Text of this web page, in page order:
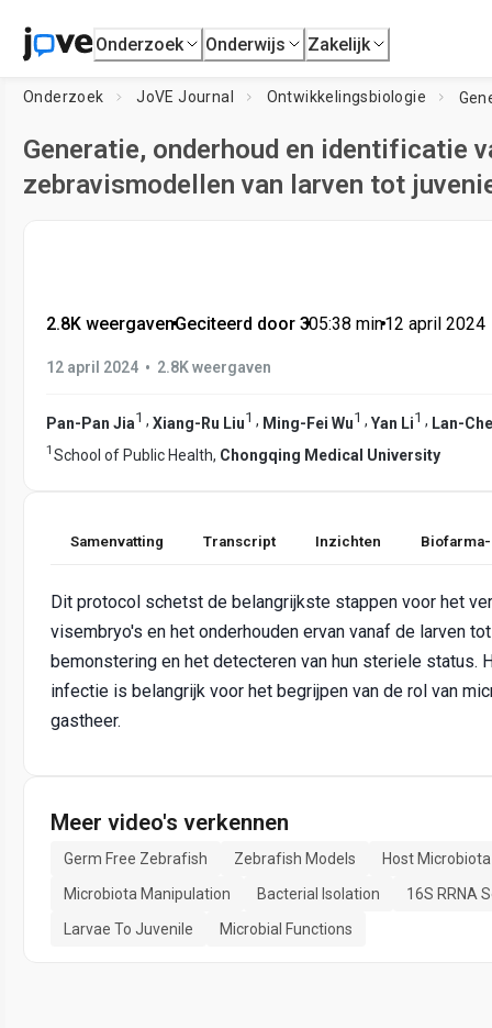
Onderzoek Onderwijs Zakelijk
Onderzoek JoVE Journal Ontwikkelingsbiologie
Generatie, onderhoud en identificatie
zebravismodellen van larven tot
2.8K weergaven•Geciteerd door 3•05:38 min•12 april 2024
12 april 2024 • 2.8K weergaven
Pan-Pan Jia1 , Xiang-Ru Liu1 , Ming-Fei Wu1 , Yan Li1 , Lan-
1 School of Public Health, Chongqing Medical University
Samenvatting Transcript Inzichten
Dit protocol schetst de belangrijkste stappen voor het
visembryo's en het onderhouden ervan vanaf de larven
bemonstering en het detecteren van hun steriele status.
infectie is belangrijk voor het begrijpen van de rol van
gastheer.
Meer video's verkennen
Germ Free Zebrafish Zebrafish Models
Host Microbiota
Microbiota Manipulation
Bacterial Isolation
16S RRNA
Larvae To Juvenile
Microbial Functions